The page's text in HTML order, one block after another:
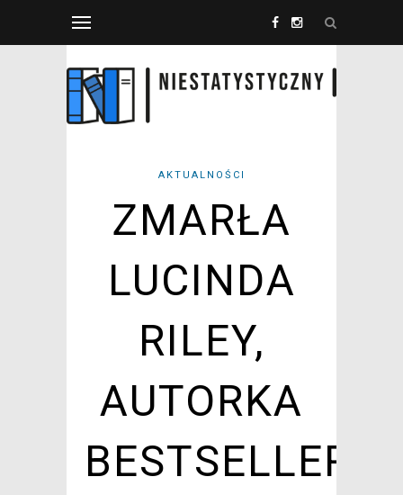
AKTUALNOŚCI
ZMARŁA
LUCINDA
RILEY,
AUTORKA